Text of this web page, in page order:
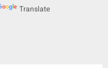
Translate